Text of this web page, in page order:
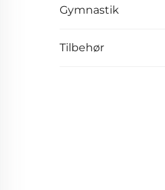
Gymnastik
Tilbehør